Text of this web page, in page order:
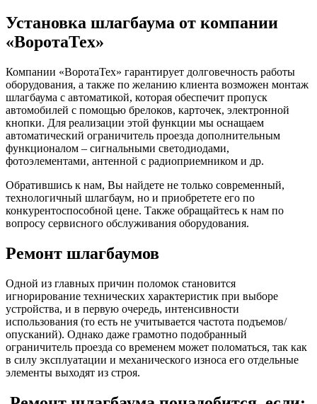
Установка шлагбаума от компании
«ВоротаТех»
Компании «ВоротаТех» гарантирует долговечность работы
оборудования, а также по желанию клиента возможен монтаж
шлагбаума с автоматикой, которая обеспечит пропуск
автомобилей с помощью брелоков, карточек, электронной
кнопки. Для реализации этой функции мы оснащаем
автоматический ограничитель проезда дополнительным
функционалом ‒ сигнальными светодиодами,
фотоэлементами, антенной с радиоприемником и др.
Обратившись к нам, Вы найдете не только современный,
технологичный шлагбаум, но и приобретете его по
конкурентоспособной цене. Также обращайтесь к нам по
вопросу сервисного обслуживания оборудования.
Ремонт шлагбаумов
Одной из главных причин поломок становится
игнорирование технических характеристик при выборе
устройства, и в первую очередь, интенсивности
использования (то есть не учитывается частота подъемов/
опусканий). Однако даже грамотно подобранный
ограничитель проезда со временем может поломаться, так как
в силу эксплуатации и механического износа его отдельные
элементы выходят из строя.